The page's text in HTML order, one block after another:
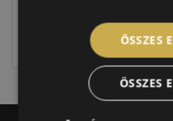
jellegűek. Előfordulhat,
címkével ellátott abroncs
ÖSSZES
ÖSSZES